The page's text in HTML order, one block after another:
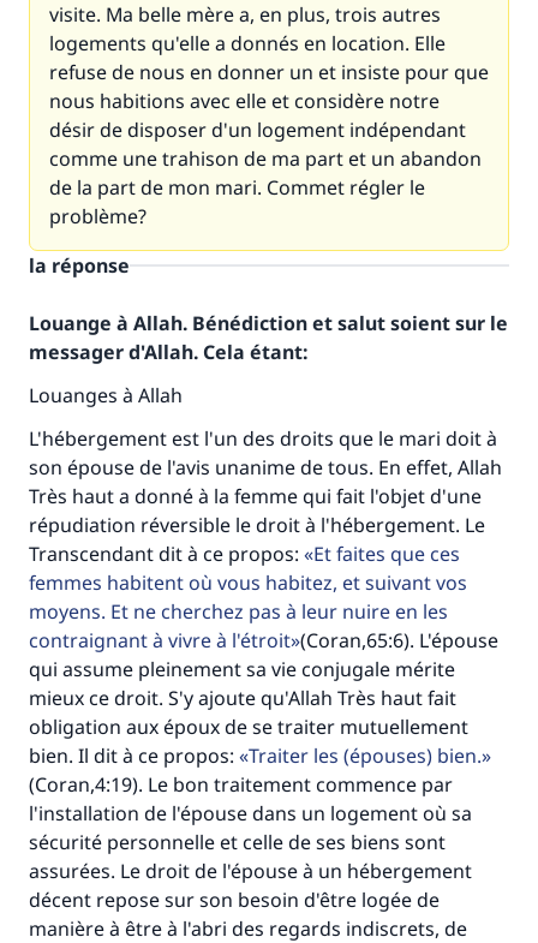
visite. Ma belle mère a, en plus, trois autres
logements qu'elle a donnés en location. Elle
refuse de nous en donner un et insiste pour que
nous habitions avec elle et considère notre
désir de disposer d'un logement indépendant
comme une trahison de ma part et un abandon
de la part de mon mari. Commet régler le
problème?
la réponse
Louange à Allah. Bénédiction et salut soient sur le
messager d'Allah. Cela étant:
Louanges à Allah
L'hébergement est l'un des droits que le mari doit à
son épouse de l'avis unanime de tous. En effet, Allah
Très haut a donné à la femme qui fait l'objet d'une
répudiation réversible le droit à l'hébergement. Le
Transcendant dit à ce propos:
Et faites que ces
femmes habitent où vous habitez, et suivant vos
moyens. Et ne cherchez pas à leur nuire en les
contraignant à vivre à l'étroit (Coran,65:6). L'épouse
qui assume pleinement sa vie conjugale mérite
mieux ce droit. S'y ajoute qu'Allah Très haut fait
obligation aux époux de se traiter mutuellement
bien. Il dit à ce propos: Traiter les (épouses) bien.
(Coran,4:19). Le bon traitement commence par
l'installation de l'épouse dans un logement où sa
sécurité personnelle et celle de ses biens sont
assurées. Le droit de l'épouse à un hébergement
décent repose sur son besoin d'être logée de
manière à être à l'abri des regards indiscrets, de